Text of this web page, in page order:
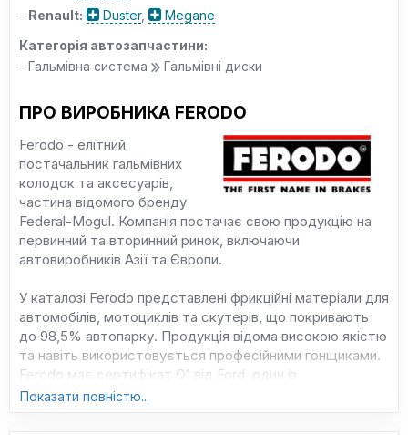
EAN
4044197846566
- Renault: Duster,
Megane
Категорія автозапчастини:
- Гальмівна система
Гальмівні диски
ПРО ВИРОБНИКА FERODO
Ferodo - елітний
постачальник гальмівних
колодок та аксесуарів,
частина відомого бренду
Federal-Mogul. Компанія постачає свою продукцію на
первинний та вторинний ринок, включаючи
автовиробників Азії та Європи.
У каталозі Ferodo представлені фрикційні матеріали для
автомобілів, мотоциклів та скутерів, що покривають
до 98,5% автопарку. Продукція відома високою якістю
та навіть використовується професійними гонщиками.
Ferodo має сертифікат Q1 від Ford, один із
найпрестижніших у світі.
Показати повністю...